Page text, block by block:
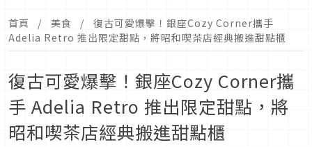
首頁 美食
復古可愛爆擊！銀座Cozy Corner攜手
Adelia Retro 推出限定甜點，將昭和喫茶店經典搬進甜點櫃
復古可愛爆擊！銀座Cozy Corner攜
手 Adelia Retro 推出限定甜點，將
昭和喫茶店經典搬進甜點櫃